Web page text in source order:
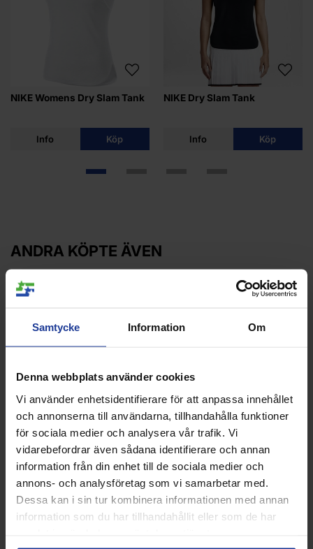
Samtycke Information Om
Denna webbplats använder cookies
Vi använder enhetsidentifierare för att anpassa innehållet
och annonserna till användarna, tillhandahålla funktioner
för sociala medier och analysera vår trafik. Vi
vidarebefordrar även sådana identifierare och annan
information från din enhet till de sociala medier och
annons- och analysföretag som vi samarbetar med.
Dessa kan i sin tur kombinera informationen med annan
information som du har tillhandahållit eller som de har
NIKE Womens Dry Slam Tank
Info Köp
NIKE Dry Slam Tank
Info Köp
ANDRA KÖPTE ÄVEN
Turquoise
Info Köp
Nike Court Heritage Pants
Black Mens
Info Köp